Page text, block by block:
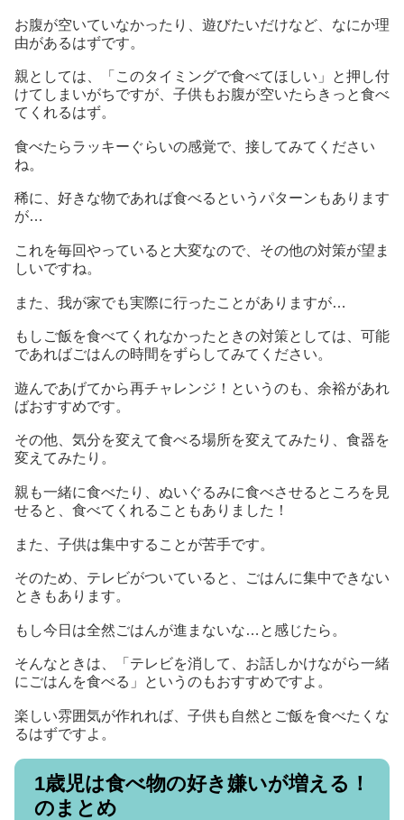
お腹が空いていなかったり、遊びたいだけなど、なにか理
由があるはずです。
親としては、「このタイミングで食べてほしい」と押し付
けてしまいがちですが、子供もお腹が空いたらきっと食べ
てくれるはず。
食べたらラッキーぐらいの感覚で、接してみてください
ね。
稀に、好きな物であれば食べるというパターンもあります
が…
これを毎回やっていると大変なので、その他の対策が望ま
しいですね。
また、我が家でも実際に行ったことがありますが…
もしご飯を食べてくれなかったときの対策としては、可能
であればごはんの時間をずらしてみてください。
遊んであげてから再チャレンジ！というのも、余裕があれ
ばおすすめです。
その他、気分を変えて食べる場所を変えてみたり、食器を
変えてみたり。
親も一緒に食べたり、ぬいぐるみに食べさせるところを見
せると、食べてくれることもありました！
また、子供は集中することが苦手です。
そのため、テレビがついていると、ごはんに集中できない
ときもあります。
もし今日は全然ごはんが進まないな…と感じたら。
そんなときは、「テレビを消して、お話しかけながら一緒
にごはんを食べる」というのもおすすめですよ。
楽しい雰囲気が作れれば、子供も自然とご飯を食べたくな
るはずですよ。
1歳児は食べ物の好き嫌いが増える！
のまとめ